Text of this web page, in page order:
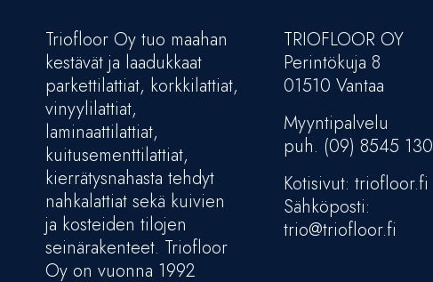
Triofloor Oy tuo maahan
kestävät ja laadukkaat
parkettilattiat, korkkilattiat,
vinyylilattiat,
laminaattilattiat,
kuitusementtilattiat,
kierrätysnahasta tehdyt
nahkalattiat sekä kuivien
ja kosteiden tilojen
seinärakenteet. Triofloor
Oy on vuonna 1992
TRIOFLOOR OY
Perintökuja 8
01510 Vantaa
Myyntipalvelu
puh. (09) 8545 130
Kotisivut: triofloor.fi
Sähköposti:
trio@triofloor.fi